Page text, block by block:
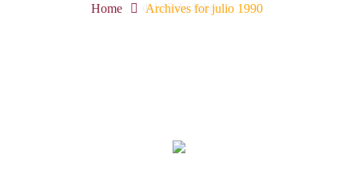
Home Archives for julio 1990